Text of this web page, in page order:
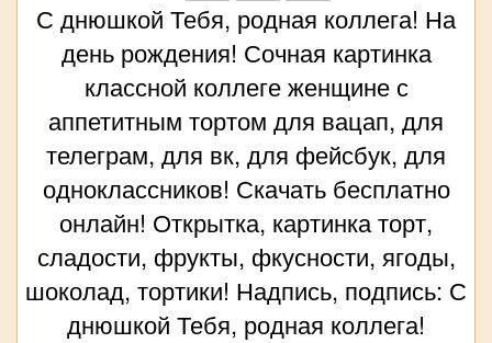
С днюшкой Тебя, родная коллега! На
день рождения! Сочная картинка
классной коллеге женщине с
аппетитным тортом для вацап, для
телеграм, для вк, для фейсбук, для
одноклассников! Скачать бесплатно
онлайн! Открытка, картинка торт,
сладости, фрукты, фкусности, ягоды,
шоколад, тортики! Надпись, подпись: С
днюшкой Тебя, родная коллега!